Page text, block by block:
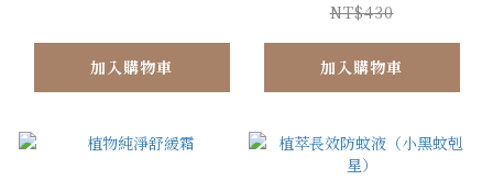
加入購物車
NT$430
加入購物車